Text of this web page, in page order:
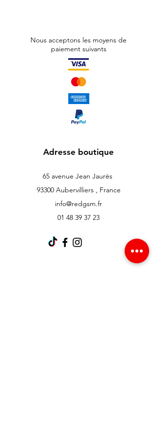
Nous acceptons les moyens de
paiement suivants
Adresse boutique
65 avenue Jean Jaurès
93300 Aubervilliers , France
info@redgsm.fr
01 48 39 37 23